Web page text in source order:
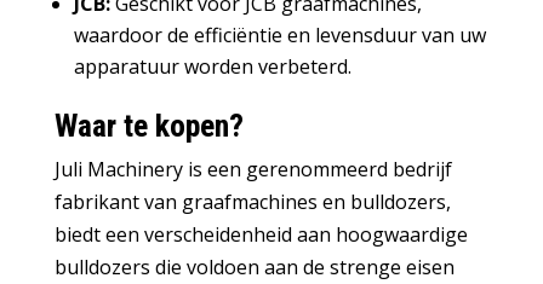
waardoor de efficiëntie en levensduur van uw
apparatuur worden verbeterd.
Waar te kopen?
Juli Machinery is een gerenommeerd bedrijf
fabrikant van graafmachines en bulldozers,
biedt een verscheidenheid aan hoogwaardige
bulldozers die voldoen aan de strenge eisen